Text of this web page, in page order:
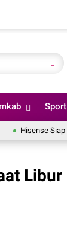
Sport
Hisense Siap